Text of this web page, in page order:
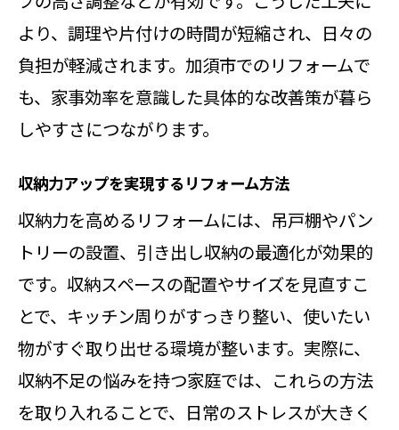
より、調理や片付けの時間が短縮され、日々の
負担が軽減されます。加須市でのリフォームで
も、家事効率を意識した具体的な改善策が暮ら
しやすさにつながります。
収納力アップを実現するリフォーム方法
収納力を高めるリフォームには、吊戸棚やパン
トリーの設置、引き出し収納の最適化が効果的
です。収納スペースの配置やサイズを見直すこ
とで、キッチン周りがすっきり整い、使いたい
物がすぐ取り出せる環境が整います。実際に、
収納不足の悩みを持つ家庭では、これらの方法
を取り入れることで、日常のストレスが大きく